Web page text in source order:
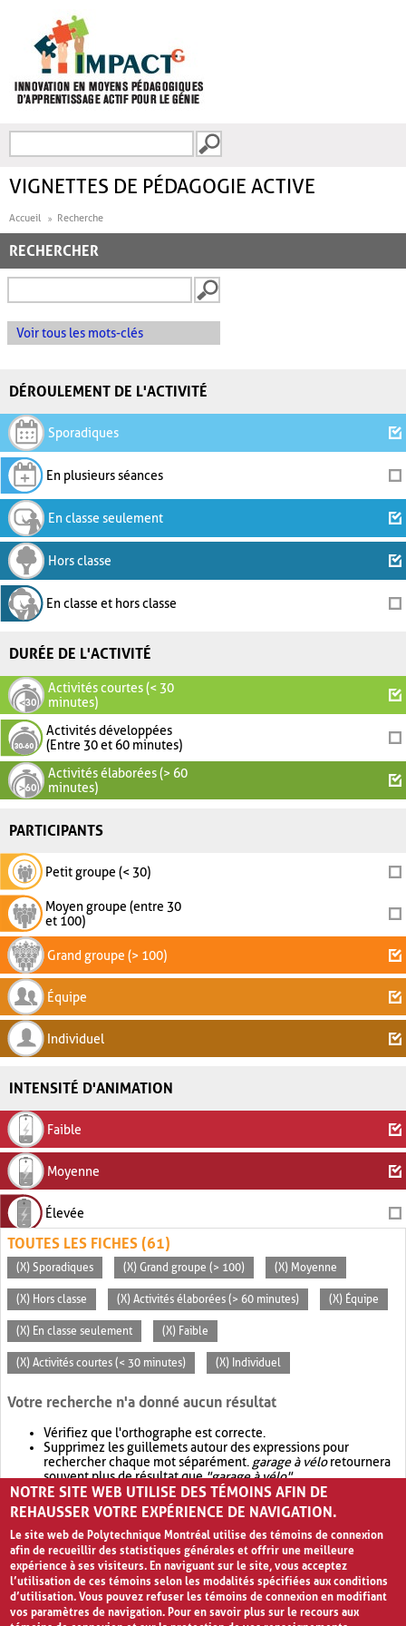
FORMULAIRE DE
VIGNETTES DE PÉDAGOGIE ACTIVE
Accueil Recherche
RECHERCHER
Voir tous les mots-clés
DÉROULEMENT DE L'ACTIVITÉ
Sporadiques
En plusieurs séances
En classe seulement
Hors classe
En classe et hors classe
DURÉE DE L'ACTIVITÉ
Activités courtes (< 30
minutes)
Activités développées
(Entre 30 et 60 minutes)
Activités élaborées (> 60
minutes)
PARTICIPANTS
Petit groupe (< 30)
Moyen groupe (entre 30
et 100)
Grand groupe (> 100)
Équipe
Individuel
INTENSITÉ D'ANIMATION
Faible
Moyenne
Élevée
TOUTES LES FICHES (61)
(X) Sporadiques (X) Grand groupe (> 100) (X) Moyenne
(X) Hors classe (X) Activités élaborées (> 60 minutes) (X) Équipe
(X) En classe seulement (X) Faible
(X) Activités courtes (< 30 minutes) (X) Individuel
Votre recherche n'a donné aucun résultat
Vérifiez que l'orthographe est correcte.
Supprimez les guillemets autour des expressions pour
rechercher chaque mot séparément. garage à véloretournera
souvent plus de résultat que"garage à vélo".
Envisagez d'élargir votre recherche avec OR.garage OR vélo
retournera souvent plus de résultat quegarage à vélo
NOTRE SITE WEB UTILISE DES TÉMOINS AFIN DE
REHAUSSER VOTRE EXPÉRIENCE DE NAVIGATION.
Le site web de Polytechnique Montréal utilise des témoins de connexion
afin de recueillir des statistiques générales et offrir une meilleure
expérience à ses visiteurs. En naviguant sur le site, vous acceptez
l’utilisation de ces témoins selon les modalités spécifiées aux conditions
d’utilisation. Vous pouvez refuser les témoins de connexion en modifiant
vos paramètres de navigation. Pour en savoir plus sur le recours aux